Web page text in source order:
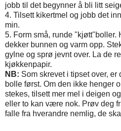
jobb til det begynner å bli litt
4. Tilsett kikertmel og jobb det
min.
5. Form små, runde "kjøtt"boller.
dekker bunnen og varm opp.
gylne og sprø jevnt over. La de
kjøkkenpapir.
NB: Som skrevet i tipset over, er
bolle først. Om den ikke henger
stekes, tilsett mer mel i deigen
eller to kan være nok. Prøv deg
falle fra hverandre nemlig, de